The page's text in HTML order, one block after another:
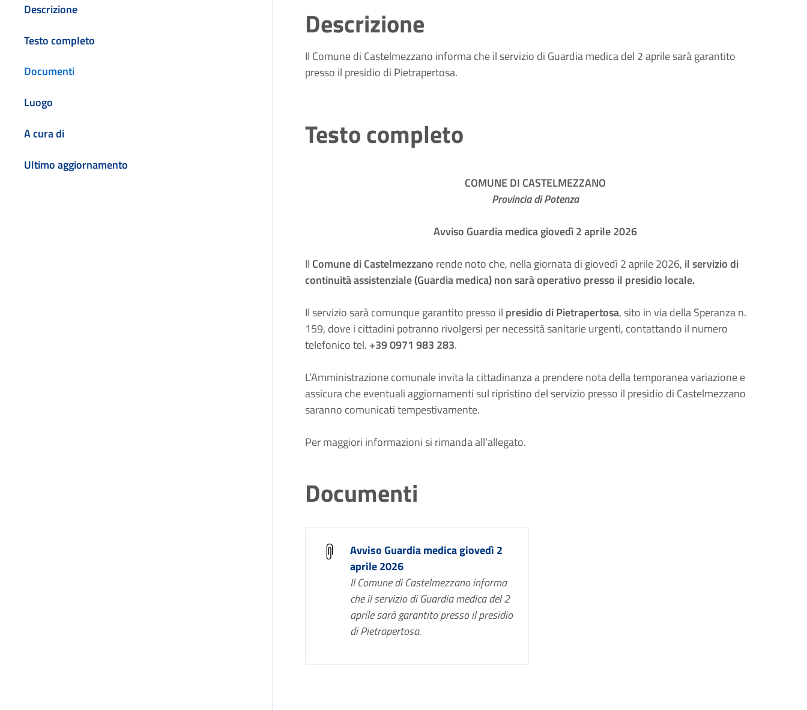
Descrizione
Testo completo
Documenti
Luogo
A cura di
Ultimo aggiornamento
Descrizione
Il Comune di Castelmezzano informa che il servizio di Guardia medica del 2 aprile sarà garantito
presso il presidio di Pietrapertosa.
Testo completo
COMUNE DI CASTELMEZZANO
Provincia di Potenza
Avviso Guardia medica giovedì 2 aprile 2026
Il Comune di Castelmezzano rende noto che, nella giornata di giovedì 2 aprile 2026, ilservizio di
continuità assistenziale (Guardia medica) non sarà operativo presso il presidio locale.
Il servizio sarà comunque garantito presso il presidio di Pietrapertosa, sito in via della Speranza n.
159, dove i cittadini potranno rivolgersi per necessità sanitarie urgenti, contattando il numero
telefonico tel. +39 0971 983 283.
L’Amministrazione comunale invita la cittadinanza a prendere nota della temporanea variazione e
assicura che eventuali aggiornamenti sul ripristino del servizio presso il presidio di Castelmezzano
saranno comunicati tempestivamente.
Per maggiori informazioni si rimanda all'allegato.
Documenti
Avviso Guardia medica giovedì 2
aprile 2026
Il Comune di Castelmezzano informa
che il servizio di Guardia medica del 2
aprile sarà garantito presso il presidio
di Pietrapertosa.